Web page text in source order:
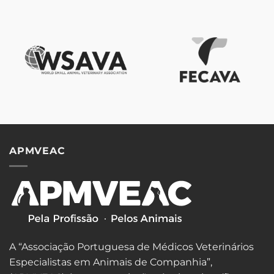
APMVEAC
A “Associação Portuguesa de Médicos Veterinários
Especialistas em Animais de Companhia”,